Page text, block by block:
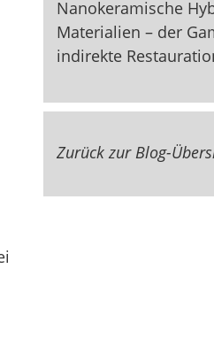
Nanokeramische
Materialien – der
indirekte
Zurück zur Blog-